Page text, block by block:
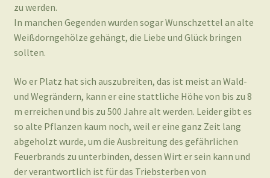
zu werden.
In manchen Gegenden wurden sogar Wunschzettel an alte
Weißdorngehölze gehängt, die Liebe und Glück bringen
sollten.
Wo er Platz hat sich auszubreiten, das ist meist an Wald-
und Wegrändern, kann er eine stattliche Höhe von bis zu 8
m erreichen und bis zu 500 Jahre alt werden. Leider gibt es
so alte Pflanzen kaum noch, weil er eine ganz Zeit lang
abgeholzt wurde, um die Ausbreitung des gefährlichen
Feuerbrands zu unterbinden, dessen Wirt er sein kann und
der verantwortlich ist für das Triebsterben von